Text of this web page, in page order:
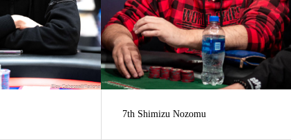
54th Soichiro Kojiya